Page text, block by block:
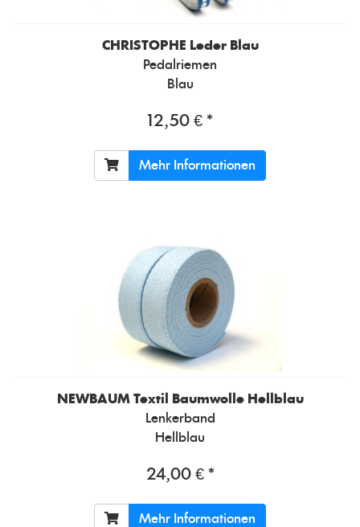
CHRISTOPHE Leder Blau
Pedalriemen
Blau
12,50 € *
Mehr Informationen
NEWBAUM Textil Baumwolle Hellblau
Lenkerband
Hellblau
24,00 € *
Mehr Informationen